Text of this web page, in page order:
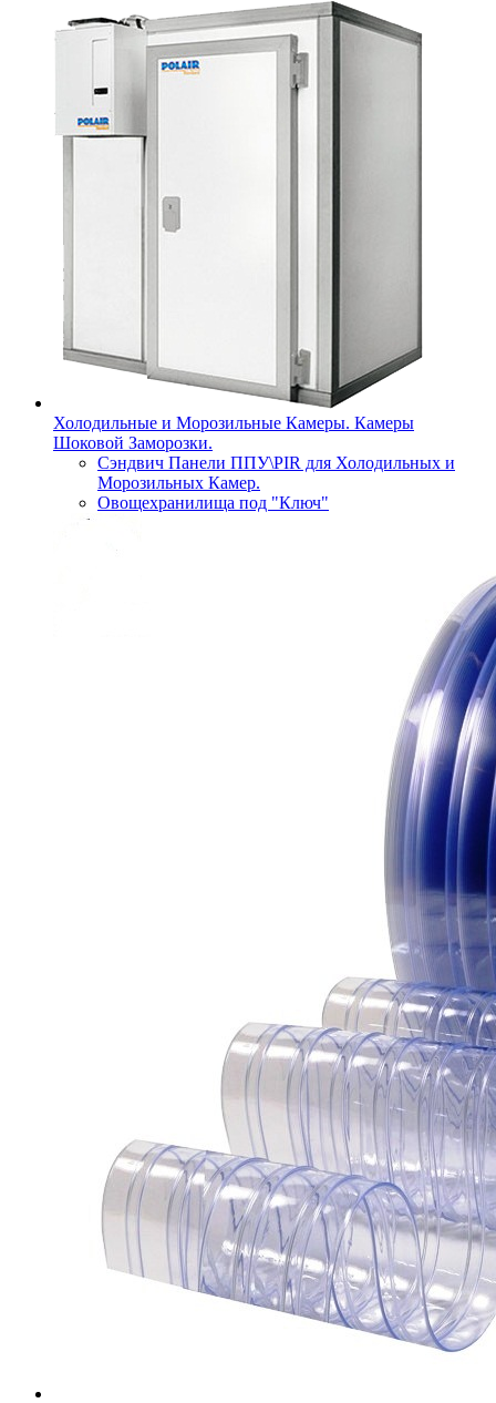
Холодильные и Морозильные Камеры. Камеры
Шоковой Заморозки.
Сэндвич Панели ППУ\PIR для Холодильных и
Морозильных Камер.
Овощехранилища под "Ключ"